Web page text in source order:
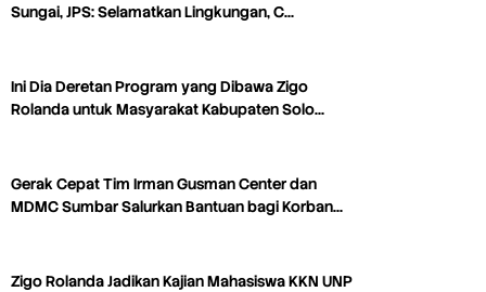
Sungai, JPS: Selamatkan Lingkungan, C…
Ini Dia Deretan Program yang Dibawa Zigo
Rolanda untuk Masyarakat Kabupaten Solo…
Gerak Cepat Tim Irman Gusman Center dan
MDMC Sumbar Salurkan Bantuan bagi Korban…
Zigo Rolanda Jadikan Kajian Mahasiswa KKN UNP